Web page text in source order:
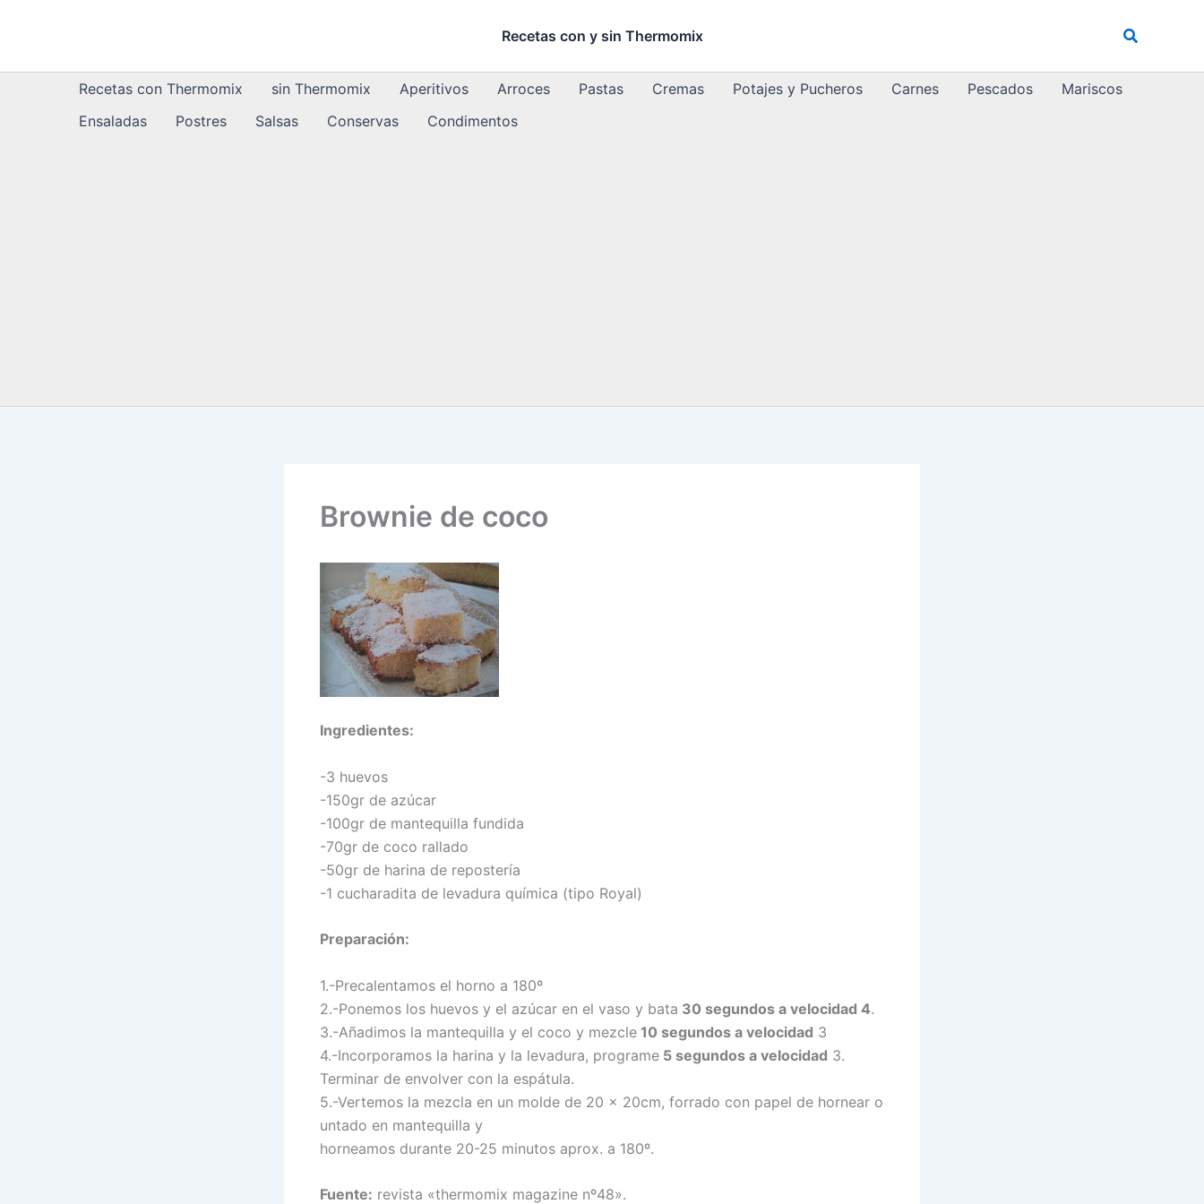
Recetas con y sin Thermomix Buscar
Recetas con Thermomix sin Thermomix Aperitivos Arroces Pastas Cremas Potajes y Pucheros Carnes Pescados
Mariscos
Ensaladas
Postres Salsas Conservas Condimentos
Brownie de coco
Ingredientes:
-3 huevos
-150gr de azúcar
-100gr de mantequilla fundida
-70gr de coco rallado
-50gr de harina de repostería
-1 cucharadita de levadura química (tipo Royal)
Preparación:
1.-Precalentamos el horno a 180º
2.-Ponemos los huevos y el azúcar en el vaso y bata 30 segundos a velocidad 4.
3.-Añadimos la mantequilla y el coco y mezcle 10 segundos a velocidad 3
4.-Incorporamos la harina y la levadura, programe 5 segundos a velocidad 3.
Terminar de envolver con la espátula.
5.-Vertemos la mezcla en un molde de 20 x 20cm, forrado con papel de hornear o
untado en mantequilla y
horneamos durante 20-25 minutos aprox. a 180º.
Fuente: revista «thermomix magazine nº48».